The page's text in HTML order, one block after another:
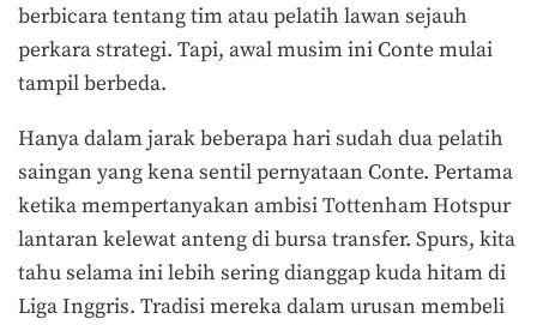
berbicara tentang tim atau pelatih lawan sejauh
perkara strategi. Tapi, awal musim ini Conte mulai
tampil berbeda.
Hanya dalam jarak beberapa hari sudah dua pelatih
saingan yang kena sentil pernyataan Conte. Pertama
ketika mempertanyakan ambisi Tottenham Hotspur
lantaran kelewat anteng di bursa transfer. Spurs, kita
tahu selama ini lebih sering dianggap kuda hitam di
Liga Inggris. Tradisi mereka dalam urusan membeli